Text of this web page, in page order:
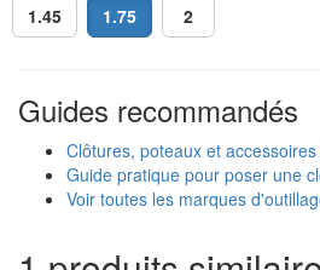
1.45 1.75 2
Guides recommandés
Clôtures, poteaux et
Guide pratique pour poser une
Voir toutes les marques